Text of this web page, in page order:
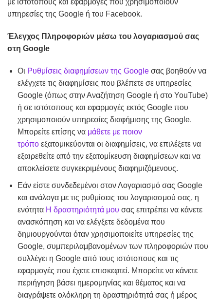
με ιστότοπους και εφαρμογές που χρησιμοποιούν
υπηρεσίες της Google ή του Facebook.
Έλεγχος Πληροφοριών μέσω του λογαριασμού σας
στη Google
Οι Ρυθμίσεις διαφημίσεων της Googleσας βοηθούν να
ελέγχετε τις διαφημίσεις που βλέπετε σε υπηρεσίες
Google (όπως στην Αναζήτηση Google ή στο YouTube)
ή σε ιστότοπους και εφαρμογές εκτός Google που
χρησιμοποιούν υπηρεσίες διαφήμισης της Google.
Μπορείτε επίσης να μάθετε με ποιον
τρόποεξατομικεύονται οι διαφημίσεις, να επιλέξετε να
εξαιρεθείτε από την εξατομίκευση διαφημίσεων και να
αποκλείσετε συγκεκριμένους διαφημιζόμενους.
Εάν είστε συνδεδεμένοι στον Λογαριασμό σας Google
και ανάλογα με τις ρυθμίσεις του λογαριασμού σας, η
ενότητα Η δραστηριότητά μου σας επιτρέπει να κάνετε
ανασκόπηση και να ελέγξετε δεδομένα που
δημιουργούνται όταν χρησιμοποιείτε υπηρεσίες της
Google, συμπεριλαμβανομένων των πληροφοριών που
συλλέγει η Google από τους ιστότοπους και τις
εφαρμογές που έχετε επισκεφτεί. Μπορείτε να κάνετε
περιήγηση βάσει ημερομηνίας και θέματος και να
διαγράψετε ολόκληρη τη δραστηριότητά σας ή μέρος